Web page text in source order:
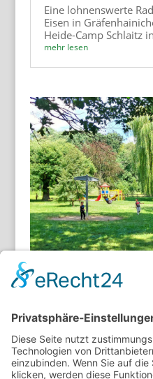
Eine lohnenswerte
Eisen in
Heide-Camp Schlaitz
mehr lesen
Park & Schloss Rösa an
Als ordentliche
zum Park & Schloss in
Heide-Camp Schlaitz
mehr lesen